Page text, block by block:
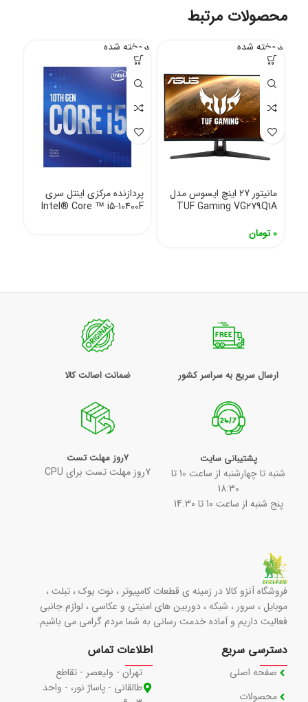
محصولات مرتبط
فروخته شده
مانیتور 27 اینچ ایسوس مدل
TUF Gaming VG279Q1A
0 تومان
فروخته شده
پردازنده مرکزی اینتل سری
Intel® Core ™ i5-10400F
ارسال سریع به سراسر کشور ضمانت اصالت کالا
پشتیبانی سایت
شنبه تا چهارشنبه از ساعت 10 تا
18:30
پنج شنبه از ساعت 10 تا 14.30
7روز مهلت تست
7روز مهلت تست برای CPU
فروشگاه آنزو کالا در زمینه ی قطعات کامپیوتر ، نوت بوک ، تبلت ،
موبایل ، سرور ، شبکه ، دوربین های امنیتی و عکاسی ، لوازم جانبی
فعالیت داریم و آماده خدمت رسانی به شما مردم گرامی می باشیم.
دسترسی سریع
صفحه اصلی
محصولات
اطلاعات تماس
تهران - ولیعصر - تقاطع
طالقانی - پاساژ نور، - واحد